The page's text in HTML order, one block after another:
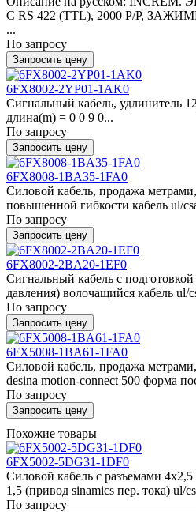
С RS 422 (TTL), 2000 Р/Р,
...
По запросу
Запросить цену
6FX8002-2YP01-1AK0
Сигнальный кабель, удлинитель
длина(m) = 0 0 9 0...
По запросу
Запросить цену
6FX8008-1BA35-1FA0
Силовой кабель, продажа
повышенной гибкости кабель ul/
По запросу
Запросить цену
6FX8002-2BA20-1EF0
Сигнальный кабель с
давления) волочащийся кабель ul/
По запросу
Запросить цену
6FX5008-1BA61-1FA0
Силовой кабель, продажа
desina motion-connect 500 форма
По запросу
Запросить цену
Похожие товары
6FX5002-5DG31-1DF0
Силовой кабель с разъемами
1,5 (привод sinamics пер. тока) ul/
По запросу